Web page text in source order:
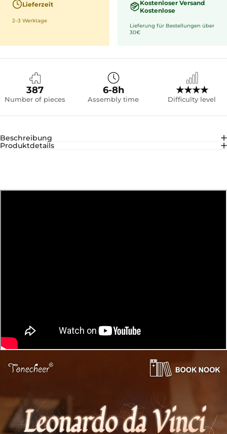
Lieferzeit
2–3 Werktage
Kostenloser Versand
Kostenlose
Lieferung für Bestellungen über
30€
387
Number of pieces
6-8h
Assembly time
★★★★
Difficulty level
Beschreibung
Produktdetails